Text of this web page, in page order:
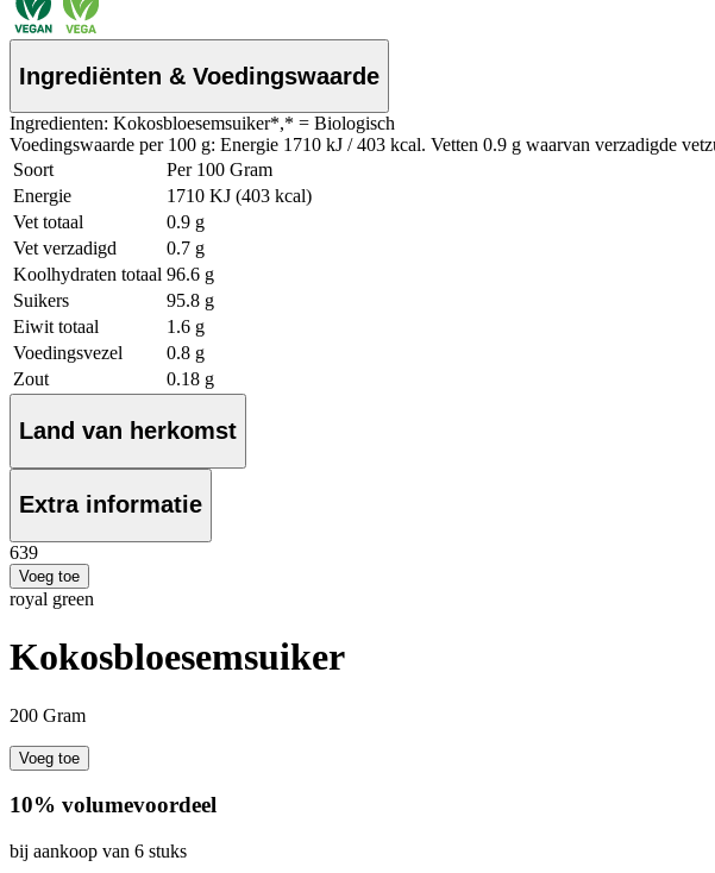
Ingrediënten & Voedingswaarde
Ingredienten: Kokosbloesemsuiker*,* = Biologisch
Voedingswaarde per 100 g: Energie 1710 kJ / 403 kcal. Vetten 0.9 g waarvan verzadigde
Soort
Per 100 Gram
Energie
1710 KJ (403 kcal)
Vet totaal
0.9 g
Vet verzadigd
0.7 g
Koolhydraten totaal 96.6 g
Suikers
95.8 g
Eiwit totaal
1.6 g
Voedingsvezel
0.8 g
Zout
0.18 g
Land van herkomst
Extra informatie
639
Voeg toe
royal green
Kokosbloesemsuiker
200 Gram
Voeg toe
10% volumevoordeel
bij aankoop van 6 stuks